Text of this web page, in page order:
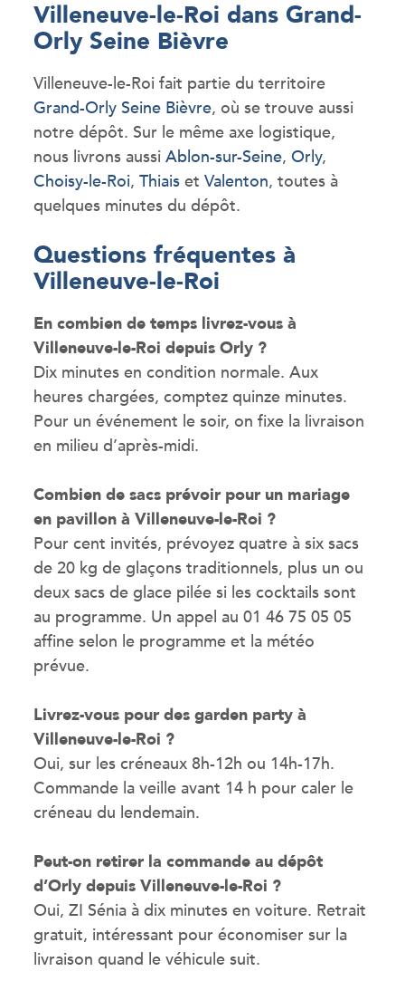
Villeneuve-le-Roi dans Grand-
Orly Seine Bièvre
Villeneuve-le-Roi fait partie du territoire
Grand-Orly Seine Bièvre, où se trouve aussi
notre dépôt. Sur le même axe logistique,
nous livrons aussi Ablon-sur-Seine, Orly,
Choisy-le-Roi, Thiaiset Valenton, toutes à
quelques minutes du dépôt.
Questions fréquentes à
Villeneuve-le-Roi
En combien de temps livrez-vous à
Villeneuve-le-Roi depuis Orly ?
Dix minutes en condition normale. Aux
heures chargées, comptez quinze minutes.
Pour un événement le soir, on fixe la livraison
en milieu d’après-midi.
Combien de sacs prévoir pour un mariage
en pavillon à Villeneuve-le-Roi ?
Pour cent invités, prévoyez quatre à six sacs
de 20 kg de glaçons traditionnels, plus un ou
deux sacs de glace pilée si les cocktails sont
au programme. Un appel au 01 46 75 05 05
affine selon le programme et la météo
prévue.
Livrez-vous pour des garden party à
Villeneuve-le-Roi ?
Oui, sur les créneaux 8h-12h ou 14h-17h.
Commande la veille avant 14 h pour caler le
créneau du lendemain.
Peut-on retirer la commande au dépôt
d’Orly depuis Villeneuve-le-Roi ?
Oui, ZI Sénia à dix minutes en voiture. Retrait
gratuit, intéressant pour économiser sur la
livraison quand le véhicule suit.